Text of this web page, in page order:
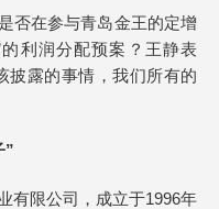
否在参与青岛金王的定增
利润分配预案？王静表
披露的事情，我们所有的
”
有限公司，成立于1996年